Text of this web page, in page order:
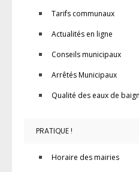
Tarifs communaux
Actualités en ligne
Conseils municipaux
Arrêtés Municipaux
Qualité des eaux de
PRATIQUE !
Horaire des mairies